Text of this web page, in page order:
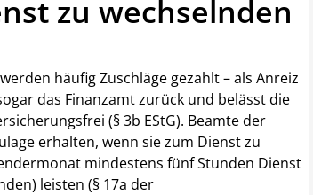
zu wechselnden
häufig Zuschläge gezahlt – als Anreiz
das Finanzamt zurück und belässt die
(§ 3b EStG). Beamte der
erhalten, wenn sie zum Dienst zu
mindestens fünf Stunden Dienst
leisten (§ 17a der